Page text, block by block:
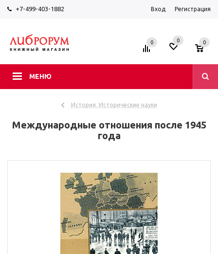
+7-499-403-1882 Вход Регистрация
МЕНЮ
0 0 0
История. Исторические науки
Международные отношения после 1945
года